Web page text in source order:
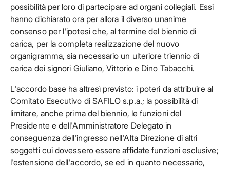
possibilità per loro di partecipare ad organi collegiali. Essi
hanno dichiarato ora per allora il diverso unanime
consenso per l'ipotesi che, al termine del biennio di
carica, per la completa realizzazione del nuovo
organigramma, sia necessario un ulteriore triennio di
carica dei signori Giuliano, Vittorio e Dino Tabacchi.
L'accordo base ha altresì previsto: i poteri da attribuire al
Comitato Esecutivo di SAFILO s.p.a.; la possibilità di
limitare, anche prima del biennio, le funzioni del
Presidente e dell'Amministratore Delegato in
conseguenza dell'ingresso nell'Alta Direzione di altri
soggetti cui dovessero essere affidate funzioni esclusive;
l'estensione dell'accordo, se ed in quanto necessario,